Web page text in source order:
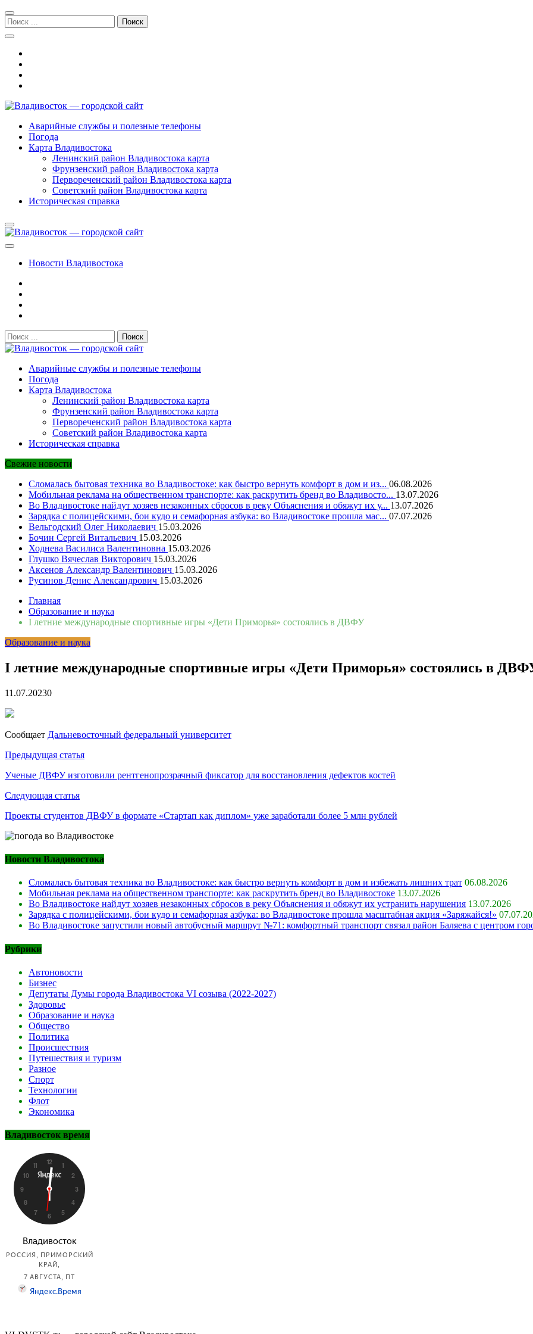
Перейти
к
навигации
Перейти
к
содержимому
Поиск:
Владивосток — городской сайт
Аварийные службы и полезные телефоны
Погода
Карта Владивостока
Ленинский район Владивостока карта
Фрунзенский район Владивостока карта
Первореченский район Владивостока карта
Советский район Владивостока карта
Историческая справка
Новости Владивостока
Поиск:
Владивосток — городской сайт
Аварийные службы и полезные телефоны
Погода
Карта Владивостока
Ленинский район Владивостока карта
Фрунзенский район Владивостока карта
Первореченский район Владивостока карта
Советский район Владивостока карта
Историческая справка
Свежие новости
Сломалась бытовая техника во Владивостоке: как быстро вернуть комфорт в дом и из... 06.08.2026
Мобильная реклама на общественном транспорте: как раскрутить бренд во Владивосто... 13.07.2026
Во Владивостоке найдут хозяев незаконных сбросов в реку Объяснения и обяжут их у... 13.07.2026
Зарядка с полицейскими, бои кудо и семафорная азбука: во Владивостоке прошла мас... 07.07.2026
Вельгодский Олег Николаевич 15.03.2026
Бочин Сергей Витальевич 15.03.2026
Ходнева Василиса Валентиновна 15.03.2026
Глушко Вячеслав Викторович 15.03.2026
Аксенов Александр Валентинович 15.03.2026
Русинов Денис Александрович 15.03.2026
Главная
Образование и наука
I летние международные спортивные игры «Дети Приморья» состоялись в ДВФУ
Образование и наука
I летние международные спортивные игры «Дети Приморья» состоялись в
11.07.20230
Сообщает Дальневосточный федеральный университет
Навигация
по
записям
Предыдущая статья
Ученые ДВФУ изготовили рентгенопрозрачный фиксатор для восстановления дефектов костей
Следующая статья
Проекты студентов ДВФУ в формате «Стартап как диплом» уже заработали более 5 млн рублей
Новости Владивостока
Сломалась бытовая техника во Владивостоке: как быстро вернуть комфорт в дом и избежать лишних трат 06.08.2026
Мобильная реклама на общественном транспорте: как раскрутить бренд во Владивостоке 13.07.2026
Во Владивостоке найдут хозяев незаконных сбросов в реку Объяснения и обяжут их устранить нарушения 13.07.2026
Зарядка с полицейскими, бои кудо и семафорная азбука: во Владивостоке прошла масштабная акция «Заряжайся!»
Во Владивостоке запустили новый автобусный маршрут №71: комфортный транспорт связал район Баляева с центром
Рубрики
Автоновости
Бизнес
Депутаты Думы города Владивостока VI созыва (2022-2027)
Здоровье
Образование и наука
Общество
Политика
Происшествия
Путешествия и туризм
Разное
Спорт
Технологии
Флот
Экономика
Владивосток время